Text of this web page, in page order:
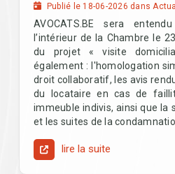
Publié le 18-06-2026 dans
AVOCATS.BE sera
l’intérieur de la Chambre le
du projet « visite
également : l'homologation
droit collaboratif, les avis
du locataire en cas de
immeuble indivis, ainsi que la
et les suites de la
lire la suite